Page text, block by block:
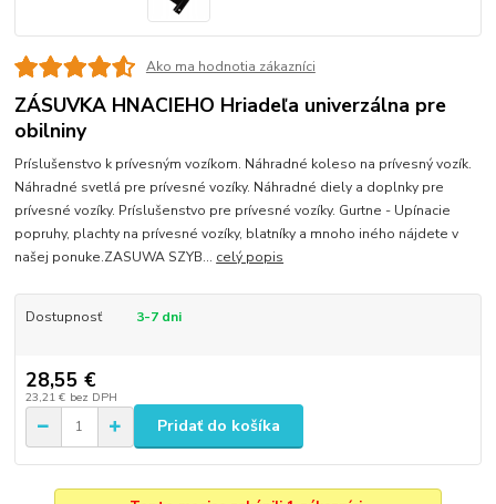
Ako ma hodnotia zákazníci
ZÁSUVKA HNACIEHO Hriadeľa univerzálna pre
obilniny
Príslušenstvo k prívesným vozíkom. Náhradné koleso na prívesný vozík.
Náhradné svetlá pre prívesné vozíky. Náhradné diely a doplnky pre
prívesné vozíky. Príslušenstvo pre prívesné vozíky. Gurtne - Upínacie
popruhy, plachty na prívesné vozíky, blatníky a mnoho iného nájdete v
našej ponuke.ZASUWA SZYB... celý popis
Dostupnosť 3-7 dni
28,55 €
23,21 € bez DPH
Pridať do košíka